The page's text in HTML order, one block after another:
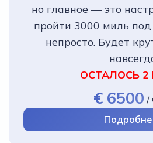
но главное — это
пройти 3000 миль
непросто. Будет
ОСТАЛОСЬ 2
€ 6500 /